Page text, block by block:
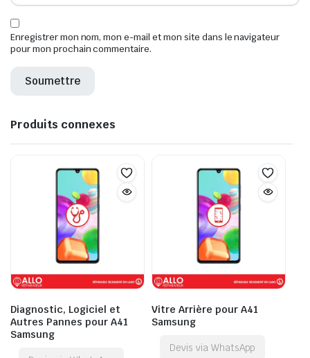
Enregistrer mon nom, mon e-mail et mon site dans le navigateur
pour mon prochain commentaire.
Produits connexes
Diagnostic, Logiciel et
Autres Pannes pour A41
Samsung
Vitre Arrière pour A41
Samsung
Devis via WhatsApp